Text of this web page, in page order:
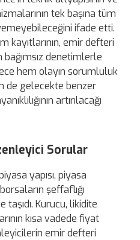
tek başına tüm
ifade etti.
kayıtlarının, emir defteri
bağımsız denetimlerle
hem olayın sorumluluk
de gelecekte benzer
artırılacağı
Sorular
yapısı, piyasa
şeffaflığı
taşıdı. Kurucu, likidite
kısa vadede fiyat
emir defteri